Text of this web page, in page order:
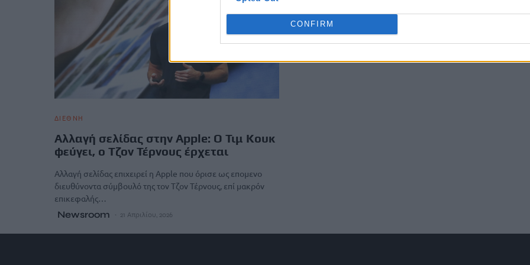
CONFIRM
ΔΙΕΘΝΗ
Αλλαγή σελίδας στην Apple: Ο Τιμ Κουκ
φεύγει, ο Τζον Τέρνους έρχεται
Αλλαγή σελίδας επιχειρεί η Apple που όρισε ως επομενο
διευθύνοντα σύμβουλό της τον Τζον Τέρνους, επί μακρόν
επικεφαλής…
Newsroom 21 Απριλίου, 2026